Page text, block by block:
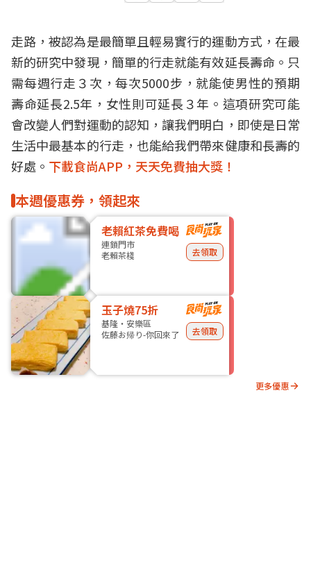
走路，被認為是最簡單且輕易實行的運動方式，在最
新的研究中發現，簡單的行走就能有效延長壽命。只
需每週行走３次，每次5000步，就能使男性的預期
壽命延長2.5年，女性則可延長３年。這項研究可能
會改變人們對運動的認知，讓我們明白，即使是日常
生活中最基本的行走，也能給我們帶來健康和長壽的
好處。 下載食尚APP，天天免費抽大獎！
本週優惠券，領起來
老賴紅茶免費喝
連鎖門市
老賴茶棧
去領取
玉子燒75折
基隆・安樂區
佐藤お帰り-你回來了
去領取
更多優惠